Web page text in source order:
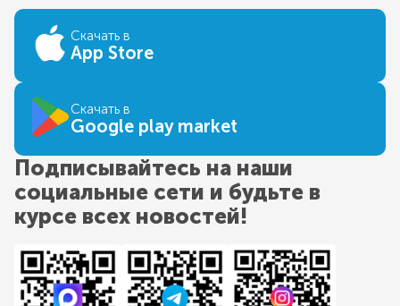
Скачать в
App Store
Скачать в
Google play market
Подписывайтесь на наши
социальные сети и будьте в
курсе всех новостей!